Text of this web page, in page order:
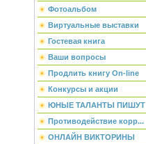
Фотоальбом
Виртуальные выставки
Гостевая книга
Ваши вопросы
Продлить книгу On-line
Конкурсы и акции
ЮНЫЕ ТАЛАНТЫ ПИШУТ
Противодействие корр...
ОНЛАЙН ВИКТОРИНЫ